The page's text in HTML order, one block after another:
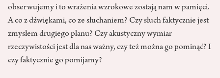
obserwujemy i to wrażenia wzrokowe zostają nam w pamięci.
A co z dźwiękami, co ze słuchaniem? Czy słuch faktycznie jest
zmysłem drugiego planu? Czy akustyczny wymiar
rzeczywistości jest dla nas ważny, czy też można go pominąć? I
czy faktycznie go pomijamy?